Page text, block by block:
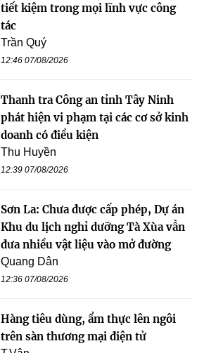
tiết kiệm trong mọi lĩnh vực công
tác
Trần Quý
12:46 07/08/2026
Thanh tra Công an tỉnh Tây Ninh
phát hiện vi phạm tại các cơ sở kinh
doanh có điều kiện
Thu Huyền
12:39 07/08/2026
Sơn La: Chưa được cấp phép, Dự án
Khu du lịch nghỉ dưỡng Tà Xùa vẫn
đưa nhiều vật liệu vào mở đường
Quang Dân
12:36 07/08/2026
Hàng tiêu dùng, ẩm thực lên ngôi
trên sàn thương mại điện tử